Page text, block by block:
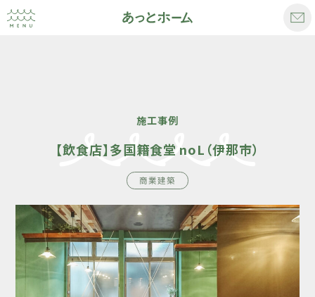
施工事例
【飲食店】多国籍食堂 noL（伊那市）
商業建築